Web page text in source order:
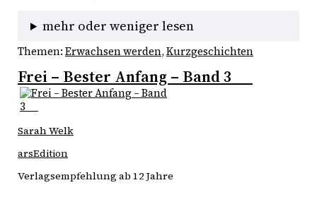
mehr oder weniger lesen
Themen: Erwachsen werden, Kurzgeschichten
Frei – Bester Anfang – Band 3
Sarah Welk
arsEdition
Verlagsempfehlung ab 12 Jahre